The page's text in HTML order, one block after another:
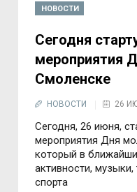
НОВОСТИ
Сегодня
мероприятия
Смоленске
НОВОСТИ 26
Сегодня, 26 июня,
мероприятия Дня
который в
активности, музыки,
спорта